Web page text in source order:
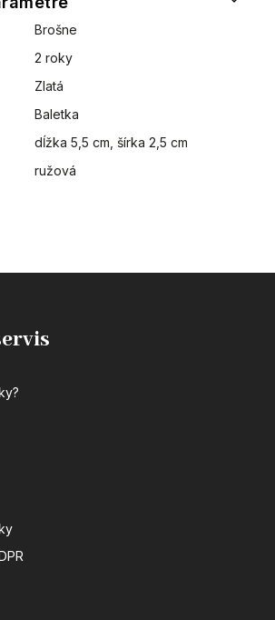
Brošne
2 roky
Zlatá
Baletka
dĺžka 5,5 cm, šírka 2,5 cm
ružová